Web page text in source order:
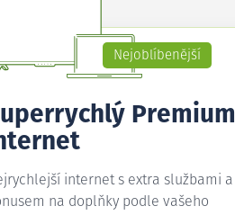
Nejoblíbenější
Premium
internet s extra službami a
na doplňky podle vašeho